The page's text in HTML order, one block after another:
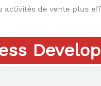
de vente plus